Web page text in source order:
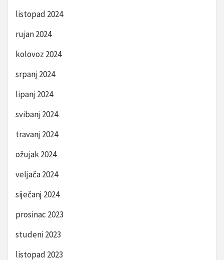
listopad 2024
rujan 2024
kolovoz 2024
srpanj 2024
lipanj 2024
svibanj 2024
travanj 2024
ožujak 2024
veljača 2024
siječanj 2024
prosinac 2023
studeni 2023
listopad 2023